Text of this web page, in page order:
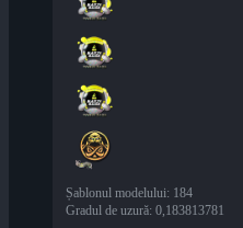
Șablonul modelului: 184
Gradul de uzură: 0,183813781